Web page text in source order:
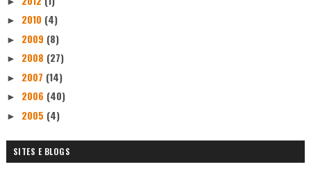
► 2010 (4)
► 2009 (8)
► 2008 (27)
► 2007 (14)
► 2006 (40)
► 2005 (4)
SITES E BLOGS